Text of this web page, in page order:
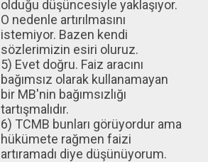
olduğu düşüncesiyle yaklaşıyor.
O nedenle artırılmasını
istemiyor. Bazen kendi
sözlerimizin esiri oluruz.
5) Evet doğru. Faiz aracını
bağımsız olarak kullanamayan
bir MB'nin bağımsızlığı
tartışmalıdır.
6) TCMB bunları görüyordur ama
hükümete rağmen faizi
artıramadı diye düşünüyorum.